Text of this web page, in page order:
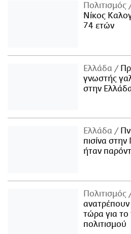
Πολιτισμός
Νίκος
74 ετών
Ελλάδα
γνωστής
στην
Ελλάδα
πισίνα
ήταν
Πολιτισμός
τώρα για το
πολιτισμού